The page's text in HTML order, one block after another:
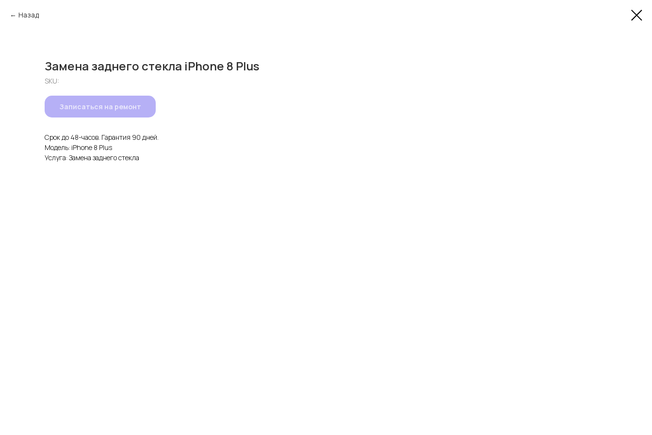
Назад
Замена заднего стекла iPhone 8 Plus
SKU:
Записаться на ремонт
Срок до 48-часов. Гарантия 90 дней.
Модель: iPhone 8 Plus
Услуга: Замена заднего стекла